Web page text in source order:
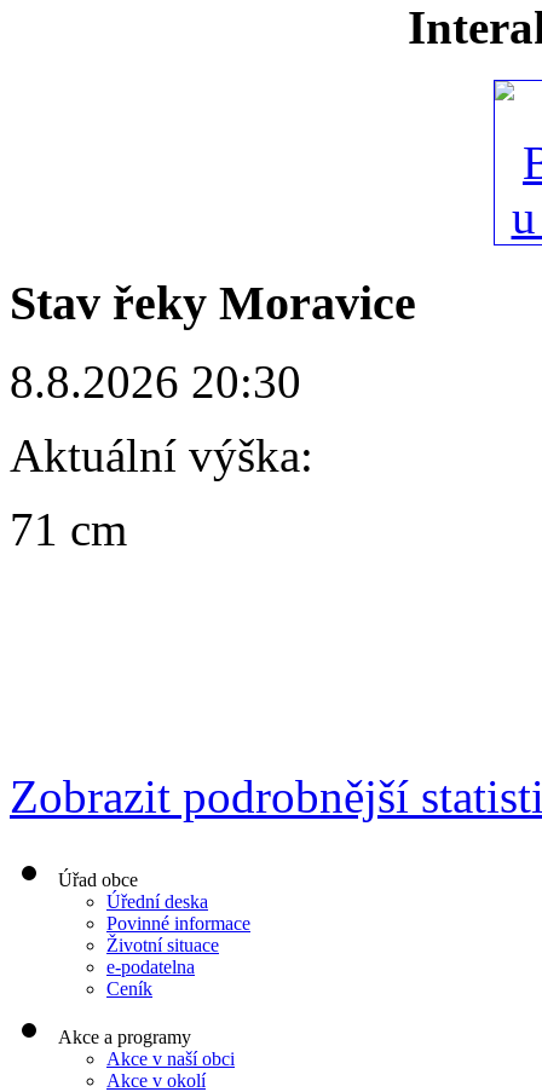
Stav řeky Moravice
8.8.2026 20:30
Aktuální výška:
71 cm
Zobrazit podrobnější
Úřad obce
Úřední deska
Povinné informace
Životní situace
e-podatelna
Ceník
Akce a programy
Akce v naší obci
Akce v okolí